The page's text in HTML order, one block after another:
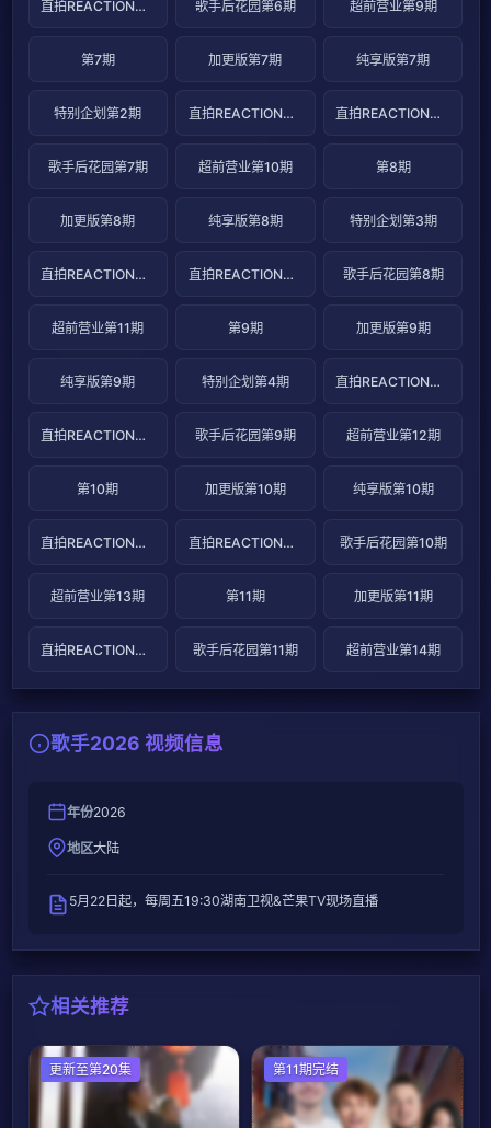
直拍REACTION第12期 歌手后花园第6期 超前营业第9期
第7期 加更版第7期 纯享版第7期
特别企划第2期 直拍REACTION第13期 直拍REACTION第14期
歌手后花园第7期 超前营业第10期 第8期
加更版第8期 纯享版第8期 特别企划第3期
直拍REACTION第15期 直拍REACTION第16期 歌手后花园第8期
超前营业第11期 第9期 加更版第9期
纯享版第9期 特别企划第4期 直拍REACTION第17期
直拍REACTION第18期 歌手后花园第9期 超前营业第12期
第10期 加更版第10期 纯享版第10期
直拍REACTION第19期 直拍REACTION第20期 歌手后花园第10期
超前营业第13期 第11期 加更版第11期
直拍REACTION第21期 歌手后花园第11期 超前营业第14期
歌手2026 视频信息
年份2026
地区大陆
5月22日起，每周五19:30湖南卫视&芒果TV现场直播
相关推荐
港台综艺
更新至第20集 欧美综艺
第11期完结